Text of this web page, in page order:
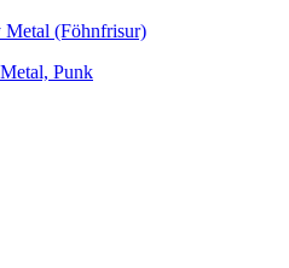
(Föhnfrisur)
Punk